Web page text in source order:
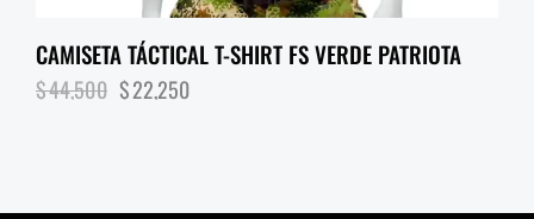
CAMISETA TÁCTICAL T-SHIRT FS VERDE PATRIOTA
$44,500 $22,250